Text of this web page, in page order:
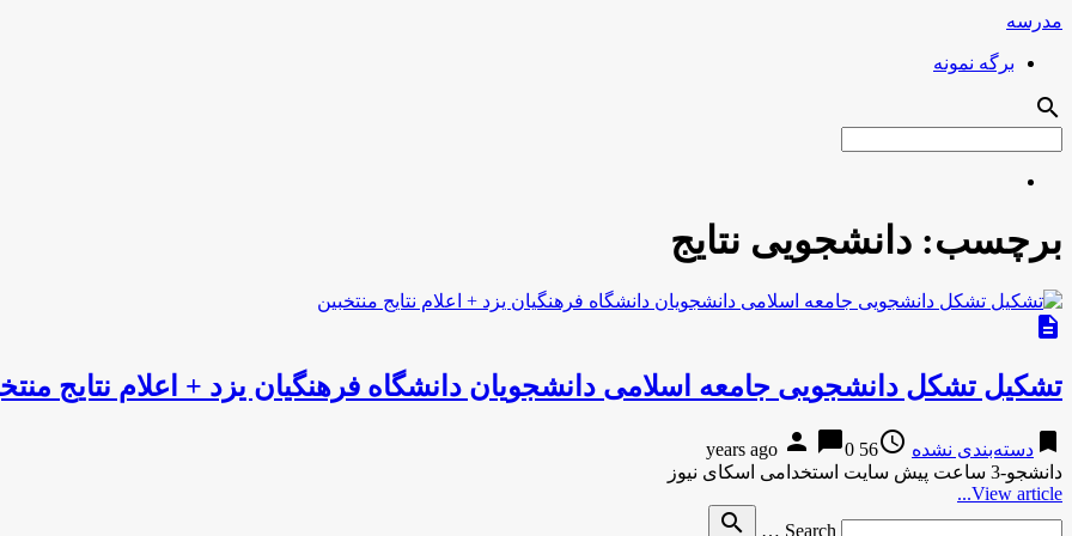
مدرسه
برگه نمونه
search
برچسب: دانشجویی نتایج
description
تشکیل تشکل دانشجویی جامعه اسلامی دانشجویان دانشگاه فرهنگیان یزد + اعلام نتایج
bookmark دسته‌بندی نشده access_time
56 years ago
person chat_bubble0
دانشجو-3 ساعت پیش سایت استخدامی اسکای نیوز
View article...
Search …
search